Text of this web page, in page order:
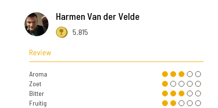
Harmen Van der Velde
5.815
Review
Aroma
Zoet
Bitter
Fruitig